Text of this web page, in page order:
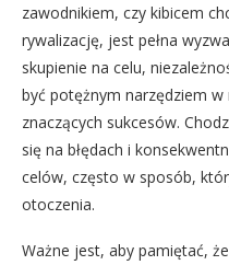
zawodnikiem, czy kibicem
rywalizację, jest pełna
skupienie na celu,
być potężnym narzędziem
znaczących sukcesów.
się na błędach i
celów, często w sposób,
otoczenia.
Ważne jest, aby pamiętać,